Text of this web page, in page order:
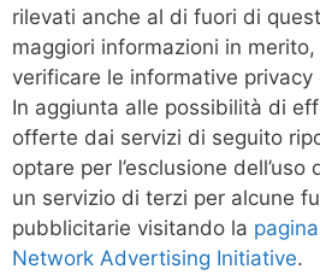
rilevati anche al di fuori di
maggiori informazioni in
verificare le informative
In aggiunta alle possibilità di
offerte dai servizi di seguito
optare per l’esclusione
un servizio di terzi per alcune
pubblicitarie visitando la
Network Advertising Initiative.